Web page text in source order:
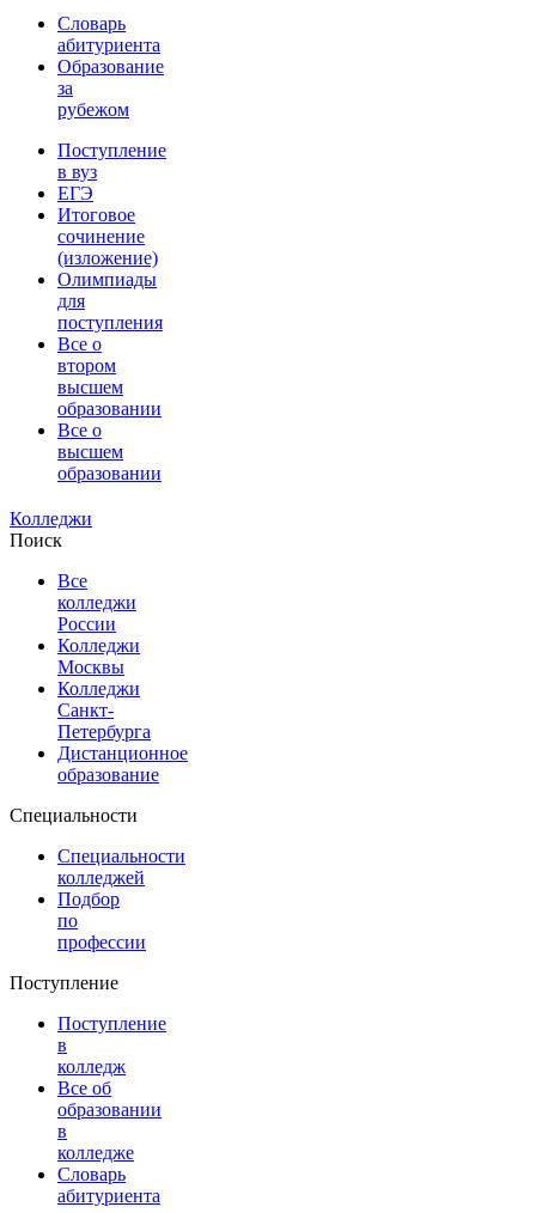
Словарь
абитуриента
Образование
за
рубежом
Поступление
в вуз
ЕГЭ
Итоговое
сочинение
(изложение)
Олимпиады
для
поступления
Все о
втором
высшем
образовании
Все о
высшем
образовании
Колледжи
Поиск
Все
колледжи
России
Колледжи
Москвы
Колледжи
Санкт-
Петербурга
Дистанционное
образование
Специальности
Специальности
колледжей
Подбор
по
профессии
Поступление
Поступление
в
колледж
Все об
образовании
в
колледже
Словарь
абитуриента